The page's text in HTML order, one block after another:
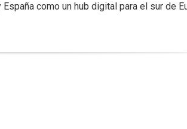
como un hub digital para el sur de